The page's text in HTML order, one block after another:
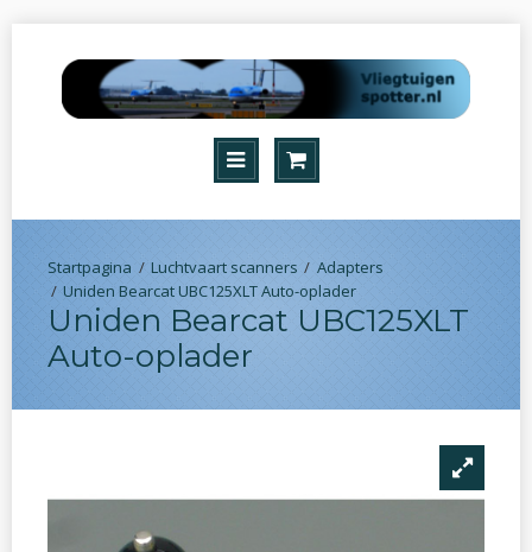
Luchtvaart scanners
Adapters
Uniden Bearcat UBC125XLT Auto-oplader
Uniden Bearcat UBC125XLT
Auto-oplader